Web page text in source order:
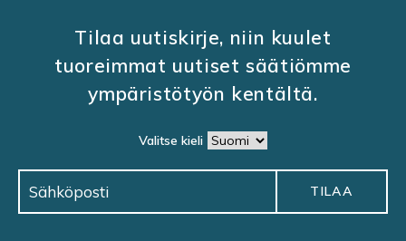
Tilaa uutiskirje, niin kuulet
tuoreimmat uutiset säätiömme
ympäristötyön kentältä.
Valitse kieli